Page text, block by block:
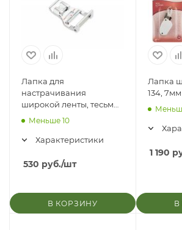
Лапка для
настрачивания
широкой ленты, тесьмы
AU-165
Меньше 10
Характеристики
530 руб./шт
В КОРЗИНУ
Лапка
134, 7мм
1 190
В